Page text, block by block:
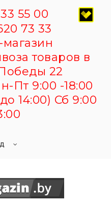
33 55 00
73 33
товаров в
22
Пт 9:00 -18:00
14:00) Сб 9:00